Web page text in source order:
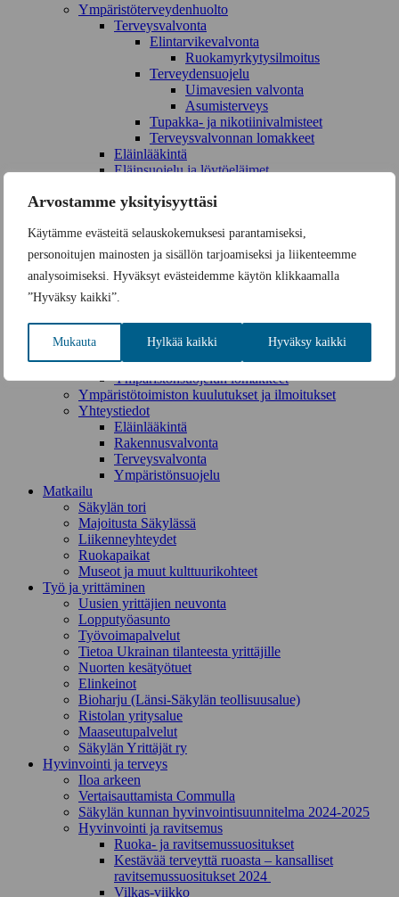
Arvostamme yksityisyyttäsi
Käytämme evästeitä selauskokemuksesi parantamiseksi,
personoitujen mainosten ja sisällön tarjoamiseksi ja liikenteemme
analysoimiseksi. Hyväksyt evästeidemme käytön klikkaamalla
”Hyväksy kaikki”.
Mukauta Hylkää kaikki Hyväksy kaikki
Ympäristöterveydenhuolto
Terveysvalvonta
Elintarvikevalvonta
Ruokamyrkytysilmoitus
Terveydensuojelu
Uimavesien valvonta
Asumisterveys
Tupakka- ja nikotiinivalmisteet
Terveysvalvonnan lomakkeet
Eläinlääkintä
Eläinsuojelu ja löytöeläimet
Ympäristönsuojelu
Vesihuollon luvat ja valvonta
Vesistötyöt ja ojitus
Vesiensuojelu
Jätehuollon valvonta
Maasto- ja vesiliikenteen luvat
Luonnonsuojelu
Suojelualueet ja -kohteet
Ympäristönsuojelun lomakkeet
Ympäristötoimiston kuulutukset ja ilmoitukset
Yhteystiedot
Eläinlääkintä
Rakennusvalvonta
Terveysvalvonta
Ympäristönsuojelu
Mat­kailu
Säkylän tori
Majoitusta Säkylässä
Liikenneyhteydet
Ruokapaikat
Museot ja muut kulttuurikohteet
Työ ja yrittä­minen
Uusien yrittäjien neuvonta
Lopputyöasunto
Työvoimapalvelut
Tietoa Ukrainan tilanteesta yrittäjille
Nuorten kesätyötuet
Elinkeinot
Bioharju (Länsi-Säkylän teollisuusalue)
Ristolan yritysalue
Maaseutupalvelut
Säkylän Yrittäjät ry
Hyvinvointi ja terveys
Iloa arkeen
Vertaisauttamista Commulla
Säkylän kunnan hyvinvointisuunnitelma 2024-2025
Hyvinvointi ja ravitsemus
Ruoka- ja ravitsemussuositukset
Kestävää terveyttä ruoasta – kansalliset
ravitsemussuositukset 2024
Vilkas-viikko